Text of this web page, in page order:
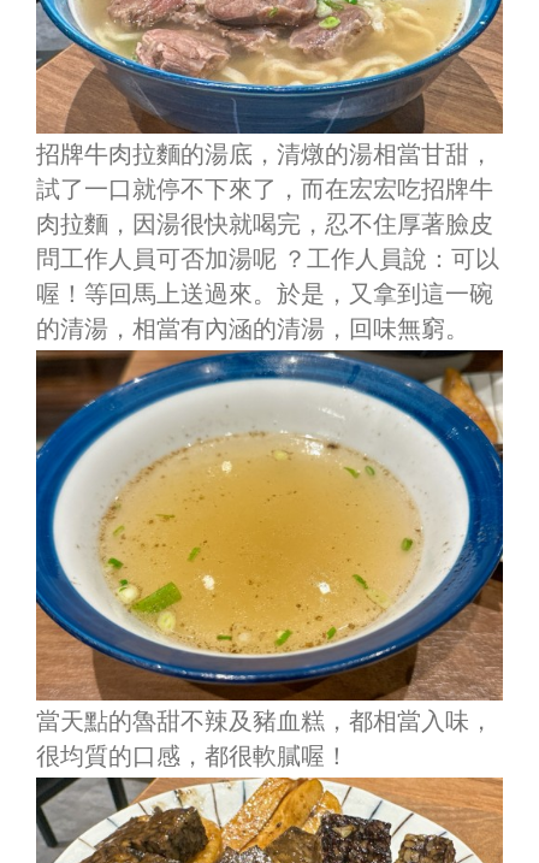
招牌牛肉拉麵的湯底，清燉的湯相當甘甜，
試了一口就停不下來了，而在宏宏吃招牌牛
肉拉麵，因湯很快就喝完，忍不住厚著臉皮
問工作人員可否加湯呢 ？工作人員說：可以
喔！等回馬上送過來。於是，又拿到這一碗
的清湯，相當有內涵的清湯，回味無窮。
當天點的魯甜不辣及豬血糕，都相當入味，
很均質的口感，都很軟膩喔！